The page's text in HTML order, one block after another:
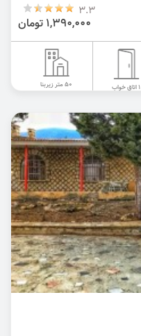
3.3
1,390,000 تومان
1 اتاق خواب 50 متر زیربنا